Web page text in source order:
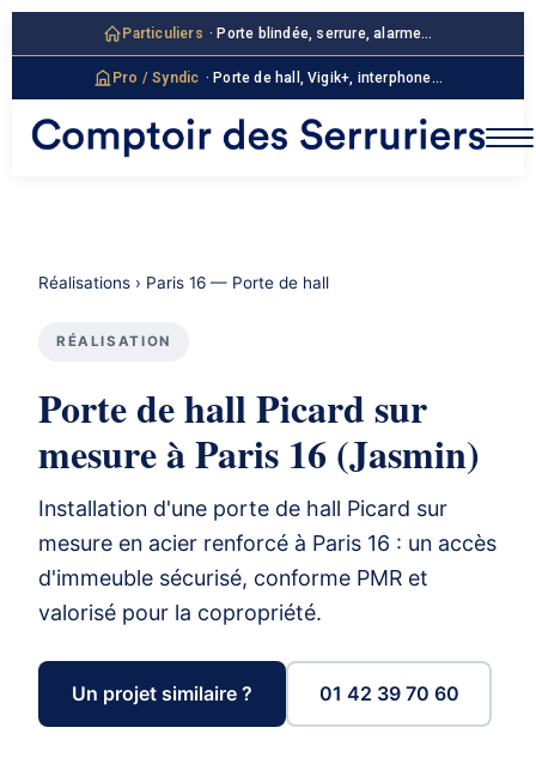
Particuliers · Porte blindée, serrure, alarme…
Pro / Syndic · Porte de hall, Vigik+, interphone…
Réalisations › Paris 16 — Porte de hall
RÉALISATION
Porte de hall Picard sur
mesure à Paris 16 (Jasmin)
Installation d'une porte de hall Picard sur
mesure en acier renforcé à Paris 16 : un accès
d'immeuble sécurisé, conforme PMR et
valorisé pour la copropriété.
Un projet similaire ? 01 42 39 70 60